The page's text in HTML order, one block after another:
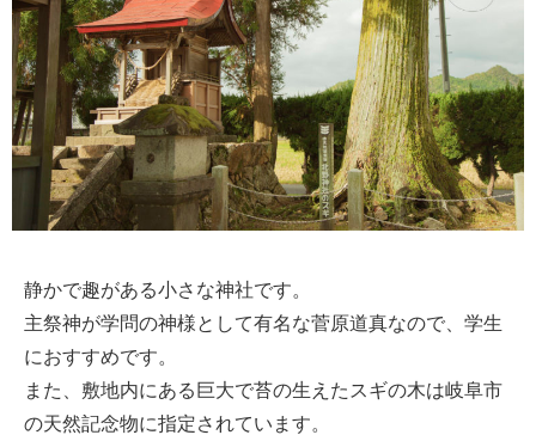
静かで趣がある小さな神社です。
主祭神が学問の神様として有名な菅原道真なので、学生
におすすめです。
また、敷地内にある巨大で苔の生えたスギの木は岐阜市
の天然記念物に指定されています。